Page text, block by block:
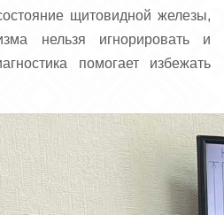
щитовидной железы,
нельзя игнорировать и
помогает избежать